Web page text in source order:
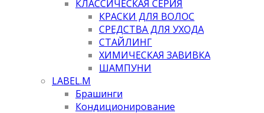
КЛАССИЧЕСКАЯ СЕРИЯ
КРАСКИ ДЛЯ ВОЛОС
СРЕДСТВА ДЛЯ УХОДА
СТАЙЛИНГ
ХИМИЧЕСКАЯ ЗАВИВКА
ШАМПУНИ
LABEL.M
Брашинги
Кондиционирование